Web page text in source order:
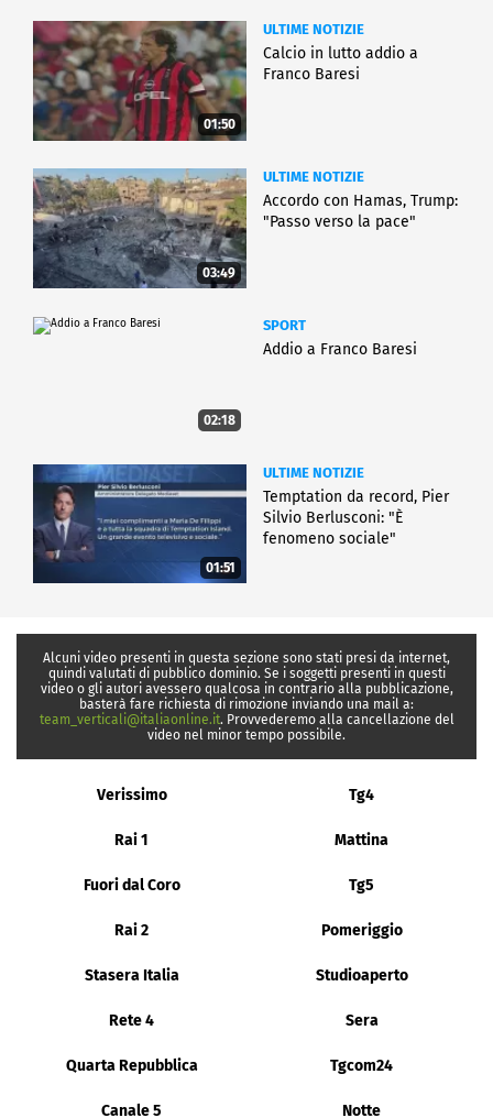
01:50
ULTIME NOTIZIE
Calcio in lutto addio a
Franco Baresi
03:49
ULTIME NOTIZIE
Accordo con Hamas, Trump:
"Passo verso la pace"
02:18
SPORT
Addio a Franco Baresi
01:51
ULTIME NOTIZIE
Temptation da record, Pier
Silvio Berlusconi: "È
fenomeno sociale"
Alcuni video presenti in questa sezione sono stati presi da internet,
quindi valutati di pubblico dominio. Se i soggetti presenti in questi
video o gli autori avessero qualcosa in contrario alla pubblicazione,
basterà fare richiesta di rimozione inviando una mail a:
team_verticali@italiaonline.it. Provvederemo alla cancellazione del
video nel minor tempo possibile.
Verissimo Tg4
Rai 1 Mattina
Fuori dal Coro Tg5
Rai 2 Pomeriggio
Stasera Italia Studioaperto
Rete 4 Sera
Quarta Repubblica Tgcom24
Canale 5 Notte